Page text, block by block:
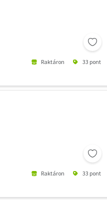
Raktáron 33 pont
Raktáron 33 pont